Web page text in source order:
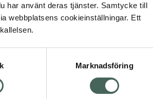
har använt deras tjänster. Samtycke till
webbplatsens cookieinställningar. Ett
Marknadsföring
Om recept och läkemedel